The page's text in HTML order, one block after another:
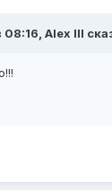
Alex IlI